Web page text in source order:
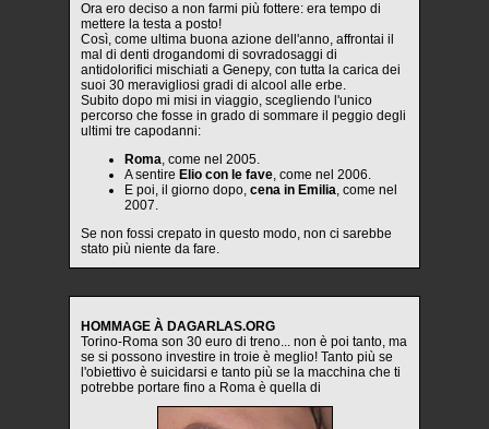
Ora ero deciso a non farmi più fottere: era tempo di
mettere la testa a posto!
Così, come ultima buona azione dell'anno, affrontai il
mal di denti drogandomi di sovradosaggi di
antidolorifici mischiati a Genepy, con tutta la carica dei
suoi 30 meravigliosi gradi di alcool alle erbe.
Subito dopo mi misi in viaggio, scegliendo l'unico
percorso che fosse in grado di sommare il peggio degli
ultimi tre capodanni:
Roma, come nel 2005.
A sentire Elio con le fave, come nel 2006.
E poi, il giorno dopo, cena in Emilia, come nel
2007.
Se non fossi crepato in questo modo, non ci sarebbe
stato più niente da fare.
HOMMAGE À DAGARLAS.ORG
Torino-Roma son 30 euro di treno... non è poi tanto, ma
se si possono investire in troie è meglio! Tanto più se
l'obiettivo è suicidarsi e tanto più se la macchina che ti
potrebbe portare fino a Roma è quella di